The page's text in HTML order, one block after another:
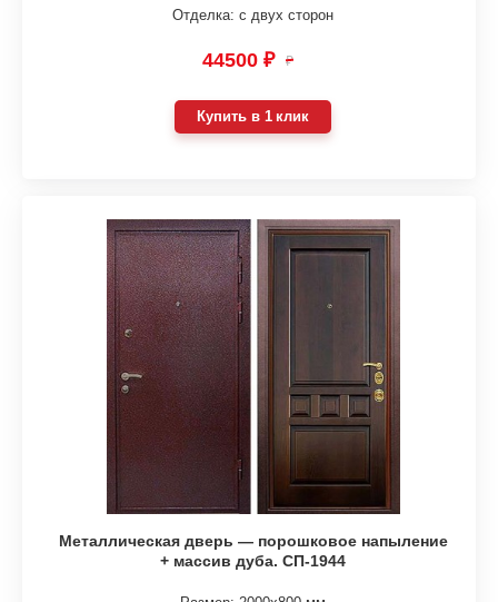
Отделка: с двух сторон
44500 ₽ ₽
Купить в 1 клик
Металлическая дверь — порошковое напыление
+ массив дуба. СП-1944